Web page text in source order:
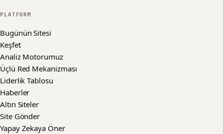
PLATFORM
Bugünün Sitesi
Keşfet
Analiz Motorumuz
Üçlü Red Mekanizması
Liderlik Tablosu
Haberler
Altın Siteler
Site Gönder
Yapay Zekaya Öner